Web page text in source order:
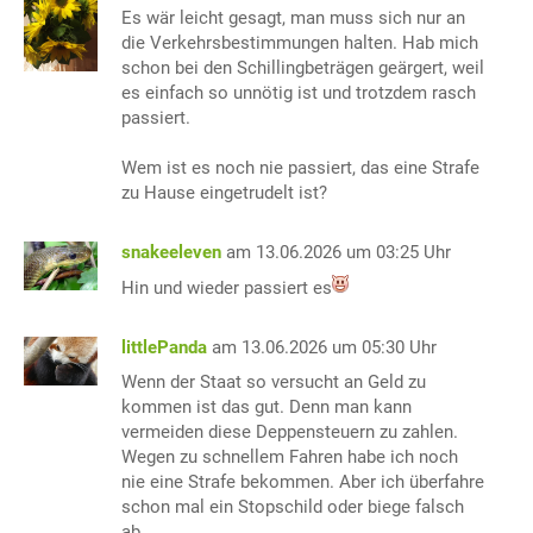
Es wär leicht gesagt, man muss sich nur an
die Verkehrsbestimmungen halten. Hab mich
schon bei den Schillingbeträgen geärgert, weil
es einfach so unnötig ist und trotzdem rasch
passiert.
Wem ist es noch nie passiert, das eine Strafe
zu Hause eingetrudelt ist?
snakeeleven am 13.06.2026 um 03:25 Uhr
Hin und wieder passiert es
littlePanda am 13.06.2026 um 05:30 Uhr
Wenn der Staat so versucht an Geld zu
kommen ist das gut. Denn man kann
vermeiden diese Deppensteuern zu zahlen.
Wegen zu schnellem Fahren habe ich noch
nie eine Strafe bekommen. Aber ich überfahre
schon mal ein Stopschild oder biege falsch